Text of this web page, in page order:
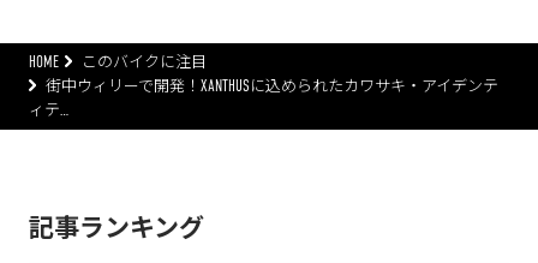
HOME
このバイクに注目
街中ウィリーで開発！XANTHUSに込められたカワサキ・アイデンテ
ィテ…
記事ランキング